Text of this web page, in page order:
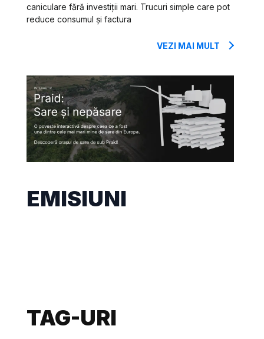
caniculare fără investiții mari. Trucuri simple care pot
reduce consumul și factura
VEZI MAI MULT
EMISIUNI
TAG-URI